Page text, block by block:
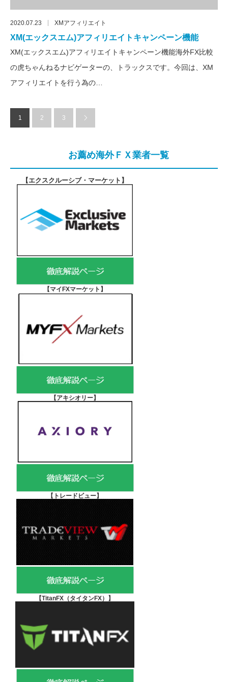
2020.07.23 XMアフィリエイト
XM(エックスエム)アフィリエイトキャンペーン機能
XM(エックスエム)アフィリエイトキャンペーン機能海外FX比較
の虎ちゃんねるナビゲーターの、トラックスです。今回は、XM
アフィリエイトを行う為の…
1 2 3
お薦め海外ＦＸ業者一覧
【エクスクルーシブ・マーケット 】
【マイFXマーケット 】
【アキシオリー】
【 トレードビュー】
【TitanFX（タイタンFX） 】